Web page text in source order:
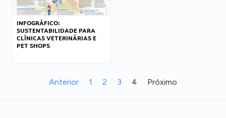
INFOGRÁFICO:
SUSTENTABILIDADE PARA
CLÍNICAS VETERINÁRIAS E
PET SHOPS
Anterior 1 2 3 4 Próximo